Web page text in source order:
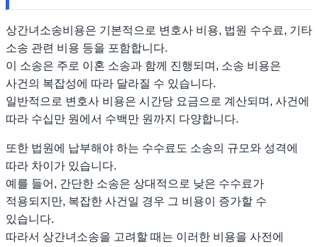
상간녀소송비용은 기본적으로 변호사 비용, 법원 수수료, 기타
소송 관련 비용 등을 포함합니다.
이 소송은 주로 이혼 소송과 함께 진행되며, 소송 비용은
사건의 복잡성에 따라 달라질 수 있습니다.
일반적으로 변호사 비용은 시간당 요금으로 계산되며, 사건에
따라 수십만 원에서 수백만 원까지 다양합니다.
또한 법원에 납부해야 하는 수수료도 소송의 규모와 성격에
따라 차이가 있습니다.
예를 들어, 간단한 소송은 상대적으로 낮은 수수료가
적용되지만, 복잡한 사건일 경우 그 비용이 증가할 수
있습니다.
따라서 상간녀소송을 고려할 때는 이러한 비용을 사전에